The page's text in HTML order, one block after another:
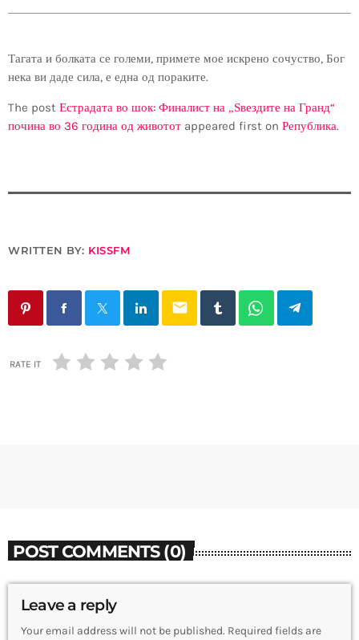
Тагата и болката се големи, примете мое искрено сочуство, Бог
нека ви даде сила, е една од пораките.
The post Естрадата во шок: Финалист на „Ѕвездите на Гранд“
почина во 36 година од животот appeared first on Република.
WRITTEN BY: KISSFM
email
RATE IT
POST COMMENTS (0)
Leave a reply
Your email address will not be published. Required fields are